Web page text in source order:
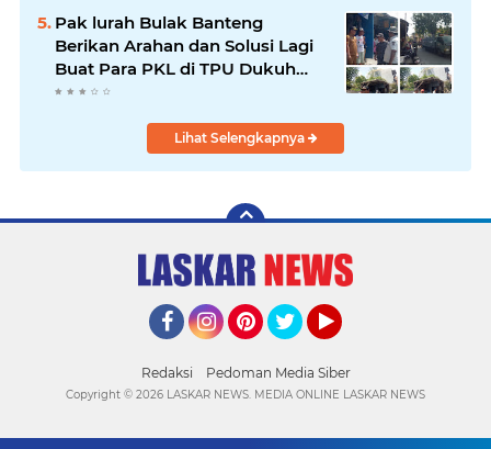
kini memasuki babak baru.
Pak lurah Bulak Banteng
Berikan Arahan dan Solusi Lagi
Buat Para PKL di TPU Dukuh
Bulak Banteng Surabaya
Lihat Selengkapnya
Redaksi Pedoman Media Siber
Copyright © 2026 LASKAR NEWS. MEDIA ONLINE LASKAR NEWS